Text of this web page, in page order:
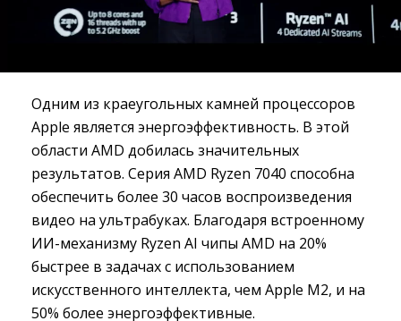
Одним из краеугольных камней процессоров
Apple является энергоэффективность. В этой
области AMD добилась значительных
результатов. Серия AMD Ryzen 7040 способна
обеспечить более 30 часов воспроизведения
видео на ультрабуках. Благодаря встроенному
ИИ-механизму Ryzen AI чипы AMD на 20%
быстрее в задачах с использованием
искусственного интеллекта, чем Apple M2, и на
50% более энергоэффективные.